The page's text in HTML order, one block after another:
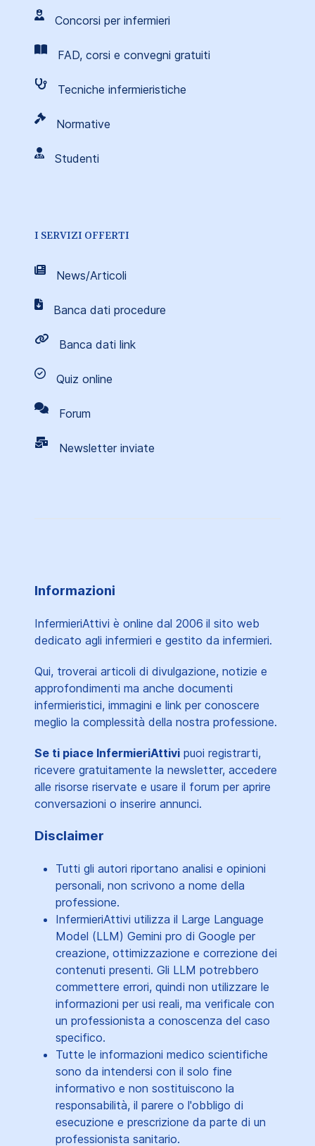
Concorsi per infermieri
FAD, corsi e convegni gratuiti
Tecniche infermieristiche
Normative
Studenti
I SERVIZI OFFERTI
News/Articoli
Banca dati procedure
Banca dati link
Quiz online
Forum
Newsletter inviate
Informazioni
InfermieriAttivi è online dal 2006 il sito web
dedicato agli infermieri e gestito da infermieri.
Qui, troverai articoli di divulgazione, notizie e
approfondimenti ma anche documenti
infermieristici, immagini e link per conoscere
meglio la complessità della nostra professione.
Se ti piace InfermieriAttivi puoi registrarti,
ricevere gratuitamente la newsletter, accedere
alle risorse riservate e usare il forum per aprire
conversazioni o inserire annunci.
Disclaimer
Tutti gli autori riportano analisi e opinioni
personali, non scrivono a nome della
professione.
InfermieriAttivi utilizza il Large Language
Model (LLM) Gemini pro di Google per
creazione, ottimizzazione e correzione dei
contenuti presenti. Gli LLM potrebbero
commettere errori, quindi non utilizzare le
informazioni per usi reali, ma verificale con
un professionista a conoscenza del caso
specifico.
Tutte le informazioni medico scientifiche
sono da intendersi con il solo fine
informativo e non sostituiscono la
responsabilità, il parere o l'obbligo di
esecuzione e prescrizione da parte di un
professionista sanitario.